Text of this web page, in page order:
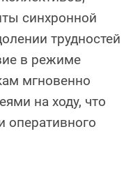
синхронной
трудностей
в режиме
мгновенно
на ходу, что
оперативного